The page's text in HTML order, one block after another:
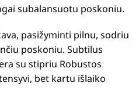
subalansuotu poskoniu.
pasižyminti pilnu, sodriu
poskoniu. Subtilus
su stipriu Robustos
bet kartu išlaiko